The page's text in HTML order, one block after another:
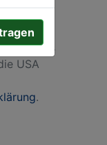
Cookies
USA
.